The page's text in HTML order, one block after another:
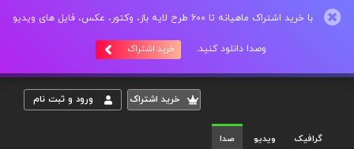
با خرید اشتراک ماهیانه تا 600 طرح لایه باز، وکتور، عکس، فایل های ویدیو
وصدا دانلود کنید. خرید اشتراک
خريد اشتراک ورود و ثبت نام
گرافیک ویدیو صدا